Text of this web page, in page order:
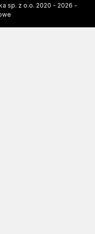
sp. z o.o. 2020 - 2026 -